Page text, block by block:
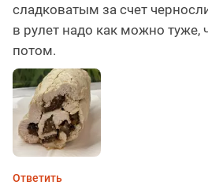
сладковатым за счет
в рулет надо как можно туже,
потом.
Ответить